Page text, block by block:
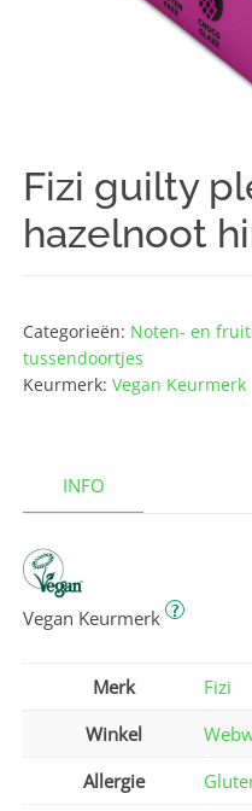
Fizi guilty
hazelnoot
Categorieën: Noten- en
tussendoortjes
Keurmerk:Vegan Keurmerk
INFO
Vegan Keurmerk ?
Merk
Fizi
Winkel
Allergie